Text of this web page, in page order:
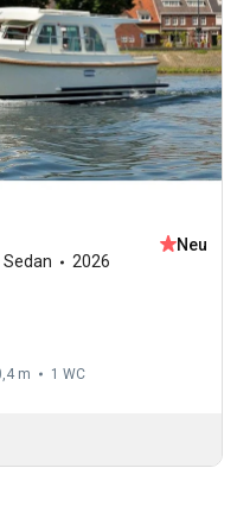
Sedan
2026
Neu
m 1 WC